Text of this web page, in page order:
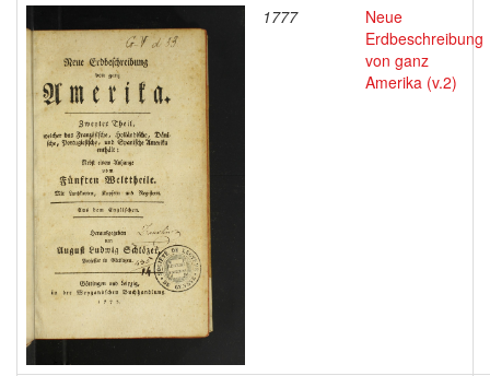
1777
Neue
Erdbeschreibung
von ganz
Amerika (v.2)